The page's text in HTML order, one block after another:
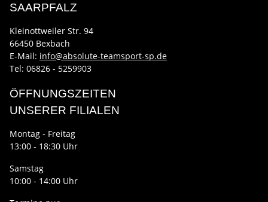
SAARPFALZ
Kleinottweiler Str. 94
66450 Bexbach
E-Mail: info@absolute-teamsport-sp.de
Tel: 06826 - 5259903
ÖFFNUNGSZEITEN
UNSERER FILIALEN
Montag - Freitag
13:00 - 18:30 Uhr
Samstag
10:00 - 14:00 Uhr